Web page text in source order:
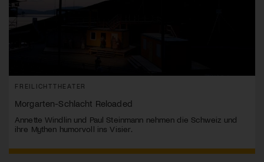
FREILICHTTHEATER
Morgarten-Schlacht Reloaded
Annette Windlin und Paul Steinmann nehmen die Schweiz und
ihre Mythen humorvoll ins Visier.